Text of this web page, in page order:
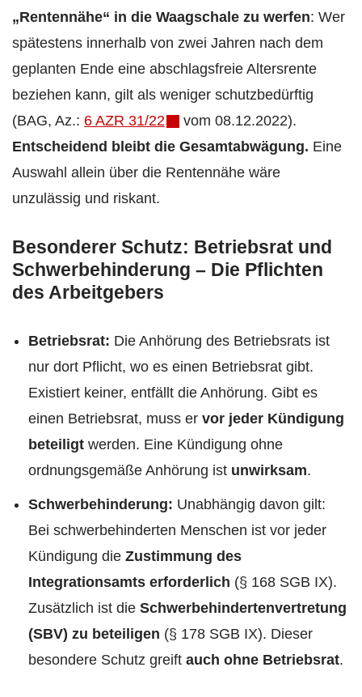
„Rentennähe“ in die Waagschale zu werfen: Wer
spätestens innerhalb von zwei Jahren nach dem
geplanten Ende eine abschlagsfreie Altersrente
beziehen kann, gilt als weniger schutzbedürftig
(BAG, Az.: 6 AZR 31/22
vom 08.12.2022).
Entscheidend bleibt die Gesamtabwägung. Eine
Auswahl allein über die Rentennähe wäre
unzulässig und riskant.
Besonderer Schutz: Betriebsrat und
Schwerbehinderung – Die Pflichten
des Arbeitgebers
Betriebsrat: Die Anhörung des Betriebsrats ist
nur dort Pflicht, wo es einen Betriebsrat gibt.
Existiert keiner, entfällt die Anhörung. Gibt es
einen Betriebsrat, muss er vor jeder Kündigung
beteiligt werden. Eine Kündigung ohne
ordnungsgemäße Anhörung ist unwirksam.
Schwerbehinderung: Unabhängig davon gilt:
Bei schwerbehinderten Menschen ist vor jeder
Kündigung die Zustimmung des
Integrationsamts erforderlich (§ 168 SGB IX).
Zusätzlich ist die Schwerbehindertenvertretung
(SBV) zu beteiligen (§ 178 SGB IX). Dieser
besondere Schutz greift auch ohne Betriebsrat.